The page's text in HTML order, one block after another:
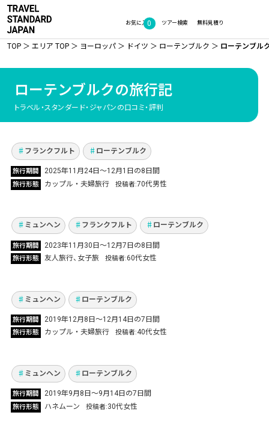
お気に入り
0 無料見積り
ツアー検索
TOP エリア TOP ヨーロッパ ドイツ ローテンブルク ローテンブル
ローテンブルクの旅行記
トラベル・スタンダード・ジャパンの口コミ・評判
Vol.1344
20年通い続けたドイツのクリスマスマーケット
へ！夫婦で巡る、光あふれる冬の旅
フランクフルト ローテンブルク
旅行期間 2025年11月24日〜12月1日の8日間
旅行形態 カップル・夫婦旅行 投稿者 70代男性
Vol.911
本場ドイツのクリスマスマーケットへ！ 親友と
ミュンヘン フランクフルト ローテンブルク
旅行期間 2023年11月30日〜12月7日の8日間
旅行形態 友人旅行 女子旅 投稿者 60代女性
Vol.540
初ドイツ！ミュンヘンを拠点に周辺都市を訪
問！ノイシュヴァンシュタイン城にニュルンベ
ミュンヘン ローテンブルク
旅行期間 2019年12月8日～12月14日の7日間
旅行形態 カップル・夫婦旅行 投稿者 40代女性
Vol.434
新婚旅行でもう一度訪れたかったドイツへ！念
願のノイシュバンシュタイン城に感動 ミュンヘ
ミュンヘン ローテンブルク
旅行期間 2019年9月8日～9月14日の7日間
旅行形態 ハネムーン 投稿者 30代女性
南ドイツ3都市周遊の女子旅 ドイツビール・グ